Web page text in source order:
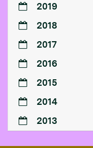
2019
2018
2017
2016
2015
2014
2013